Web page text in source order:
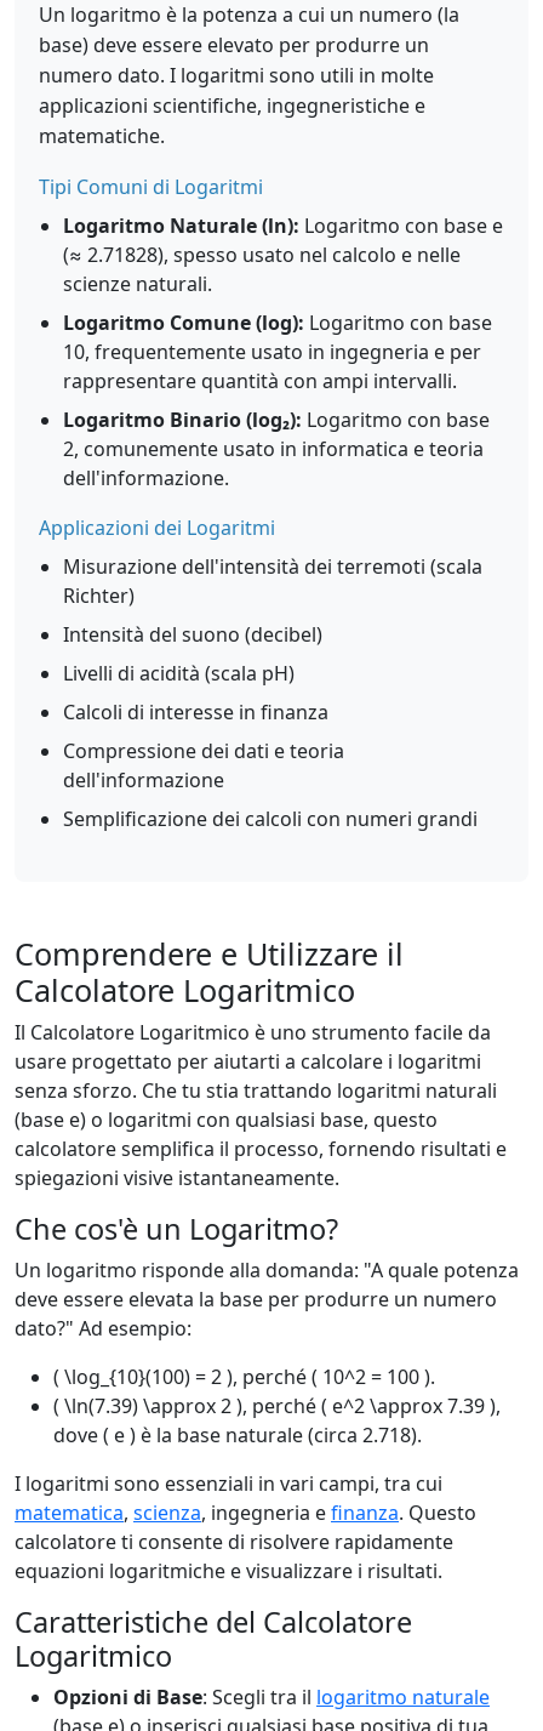
Un logaritmo è la potenza a cui un numero (la
base) deve essere elevato per produrre un
numero dato. I logaritmi sono utili in molte
applicazioni scientifiche, ingegneristiche e
matematiche.
Tipi Comuni di Logaritmi
Logaritmo Naturale (ln): Logaritmo con base e
(≈ 2.71828), spesso usato nel calcolo e nelle
scienze naturali.
Logaritmo Comune (log): Logaritmo con base
10, frequentemente usato in ingegneria e per
rappresentare quantità con ampi intervalli.
Logaritmo Binario (log₂): Logaritmo con base
2, comunemente usato in informatica e teoria
dell'informazione.
Applicazioni dei Logaritmi
Misurazione dell'intensità dei terremoti (scala
Richter)
Intensità del suono (decibel)
Livelli di acidità (scala pH)
Calcoli di interesse in finanza
Compressione dei dati e teoria
dell'informazione
Semplificazione dei calcoli con numeri grandi
Comprendere e Utilizzare il
Calcolatore Logaritmico
Il Calcolatore Logaritmico è uno strumento facile da
usare progettato per aiutarti a calcolare i logaritmi
senza sforzo. Che tu stia trattando logaritmi naturali
(base e) o logaritmi con qualsiasi base, questo
calcolatore semplifica il processo, fornendo risultati e
spiegazioni visive istantaneamente.
Che cos'è un Logaritmo?
Un logaritmo risponde alla domanda: "A quale potenza
deve essere elevata la base per produrre un numero
dato?" Ad esempio:
( \log_{10}(100) = 2 ), perché ( 10^2 = 100 ).
( \ln(7.39) \approx 2 ), perché ( e^2 \approx 7.39 ),
dove ( e ) è la base naturale (circa 2.718).
I logaritmi sono essenziali in vari campi, tra cui
matematica, scienza, ingegneria efinanza. Questo
calcolatore ti consente di risolvere rapidamente
equazioni logaritmiche e visualizzare i risultati.
Caratteristiche del Calcolatore
Logaritmico
Opzioni di Base: Scegli tra il logaritmo naturale